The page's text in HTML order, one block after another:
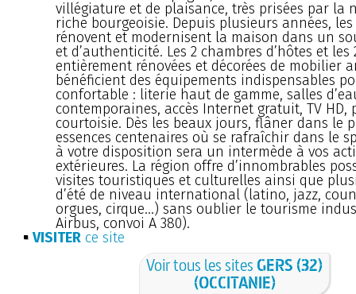
villégiature et de plaisance, très prisées par la
riche bourgeoisie. Depuis plusieurs années,
rénovent et modernisent la maison dans un
et d’authenticité. Les 2 chambres d’hôtes et les
entièrement rénovées et décorées de mobilier
bénéficient des équipements indispensables
confortable : literie haut de gamme, salles
contemporaines, accès Internet gratuit, TV HD,
courtoisie. Dès les beaux jours, flâner dans le
essences centenaires où se rafraîchir dans le
à votre disposition sera un intermède à vos
extérieures. La région offre d’innombrables
visites touristiques et culturelles ainsi que
d’été de niveau international (latino, jazz,
orgues, cirque...) sans oublier le tourisme
Airbus, convoi A 380).
VISITER ce site
Voir tous les sites GERS (32)
(OCCITANIE)